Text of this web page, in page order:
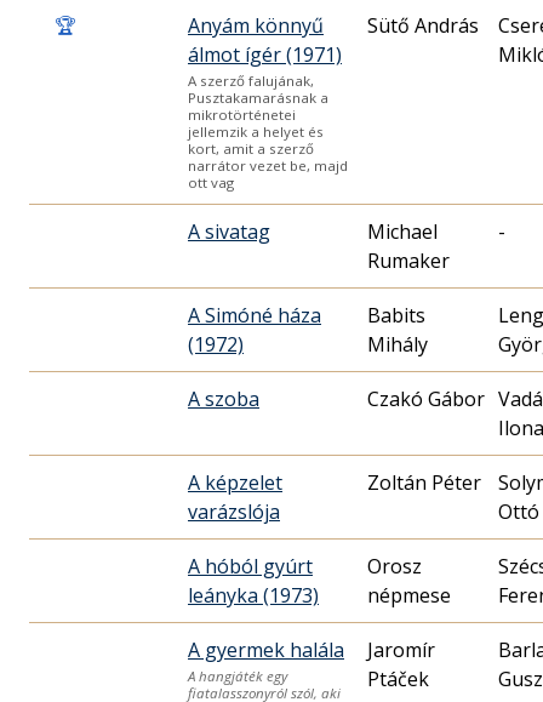
🏆
Anyám könnyű
álmot ígér (1971)
A szerző falujának,
Pusztakamarásnak a
mikrotörténetei
jellemzik a helyet és
kort, amit a szerző
narrátor vezet be, majd
ott vag
Sütő András
A sivatag
Michael
Rumaker
-
A Simóné háza
(1972)
Babits
Mihály
A szoba Czakó Gábor
Ilona
A képzelet
varázslója
Zoltán Péter
Ottó
A hóból gyúrt
leányka (1973)
Orosz
népmese
A gyermek halála
A hangjáték egy
fiatalasszonyról szól, aki
Jaromír
Ptáček